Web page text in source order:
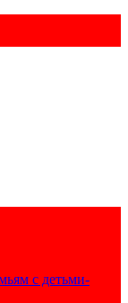
с детьми-